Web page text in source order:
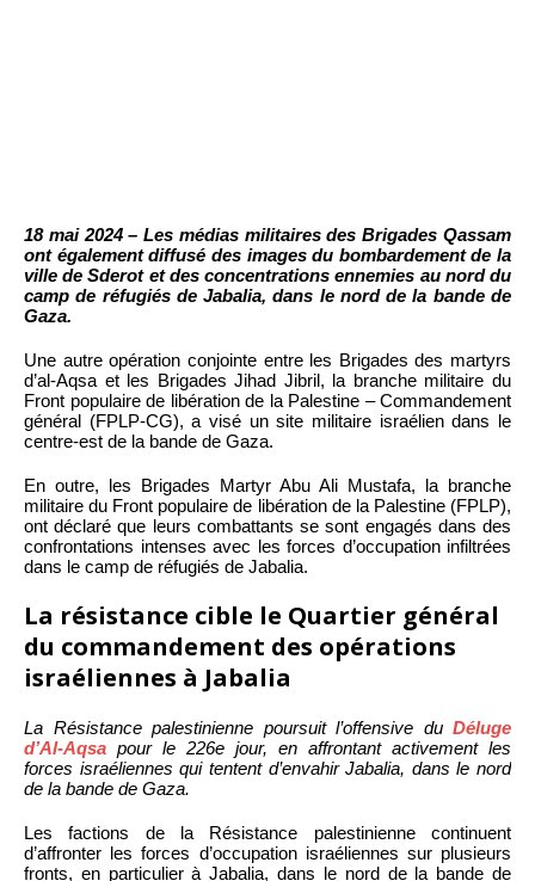
18 mai 2024 – Les médias militaires des Brigades Qassam
ont également diffusé des images du bombardement de la
ville de Sderot et des concentrations ennemies au nord du
camp de réfugiés de Jabalia, dans le nord de la bande de
Gaza.
Une autre opération conjointe entre les Brigades des martyrs
d’al-Aqsa et les Brigades Jihad Jibril, la branche militaire du
Front populaire de libération de la Palestine – Commandement
général (FPLP-CG), a visé un site militaire israélien dans le
centre-est de la bande de Gaza.
En outre, les Brigades Martyr Abu Ali Mustafa, la branche
militaire du Front populaire de libération de la Palestine (FPLP),
ont déclaré que leurs combattants se sont engagés dans des
confrontations intenses avec les forces d’occupation infiltrées
dans le camp de réfugiés de Jabalia.
La résistance cible le Quartier général
du commandement des opérations
israéliennes à Jabalia
La Résistance palestinienne poursuit l’offensive du Déluge
d’Al-Aqsa pour le 226e jour, en affrontant activement les
forces israéliennes qui tentent d’envahir Jabalia, dans le nord
de la bande de Gaza.
Les factions de la Résistance palestinienne continuent
d’affronter les forces d’occupation israéliennes sur plusieurs
fronts, en particulier à Jabalia, dans le nord de la bande de